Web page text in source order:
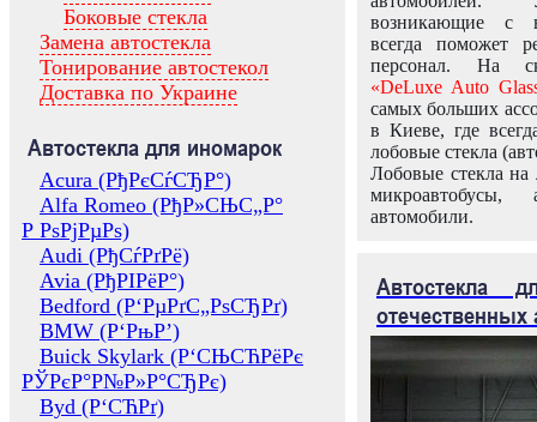
Боковые стекла
Замена автостекла
Тонирование автостекол
Доставка по Украине
Автостекла для иномарок
Acura (РђРєСѓСЂР°)
Alfa Romeo (РђР»СЊС„Р°
Р РѕРјРµРѕ)
Audi (РђСѓРґРё)
Avia (РђРІРёР°)
Bedford (Р‘РµРґС„РѕСЂРґ)
BMW (Р‘РњР’)
Buick Skylark (Р‘СЊСЋРёРє
РЎРєР°Р№Р»Р°СЂРє)
Byd (Р‘СЋРґ)
возникающие с
всегда поможет
персонал. На
«DeLuxe Auto
самых больших
в Киеве, где
лобовые стекла
Лобовые стекла на
микроавтобусы,
автомобили.
Автостекла
отечественных